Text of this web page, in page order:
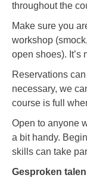
throughout the
Make sure you
workshop
open shoes). It’s
Reservations
necessary, we
course is full
Open to anyone
a bit handy.
skills can take
Gesproken